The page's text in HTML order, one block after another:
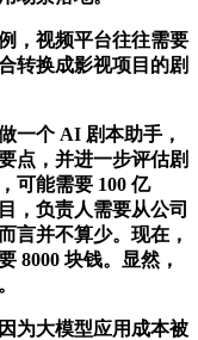
视频平台往往需要
转换成影视项目的剧
个 AI 剧本助手，
点，并进一步评估剧
可能需要 100 亿
，负责人需要从公司
言并不算少。现在，
8000 块钱。显然，
大模型应用成本被